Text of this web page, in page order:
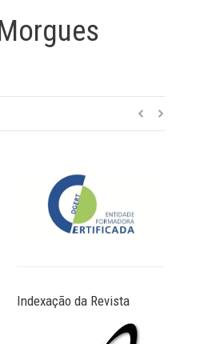
Indexação da Revista